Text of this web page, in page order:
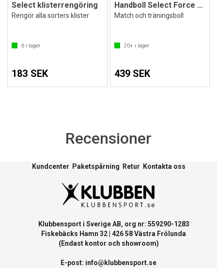
Select klisterrengöring
Rengör alla sorters klister
6 i lager
183 SEK
Handboll Select Force DB
Match och träningsboll
20+i lager
439 SEK
Recensioner
Kundcenter Paketspårning Retur Kontakta oss
Klubbensport i Sverige AB, org nr: 559290-1283
Fiskebäcks Hamn 32 | 426 58 Västra Frölunda
(Endast kontor och showroom)
E-post: info@klubbensport.se